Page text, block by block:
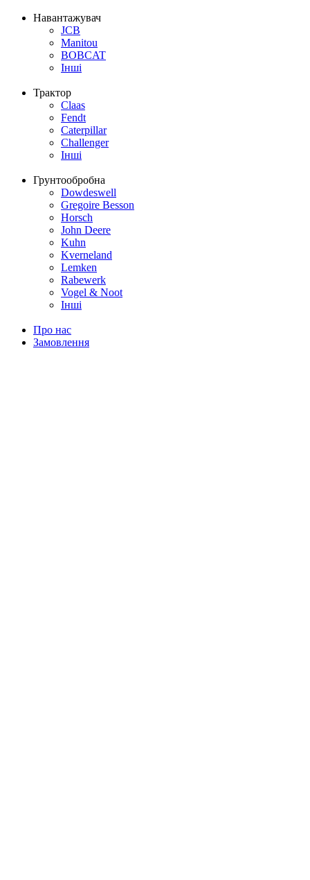
Навантажувач
JCB
Manitou
BOBCAT
Інші
Трактор
Claas
Fendt
Caterpillar
Challenger
Інші
Грунтообробна
Dowdeswell
Gregoire Besson
Horsch
John Deere
Kuhn
Kverneland
Lemken
Rabewerk
Vogel & Noot
Інші
Про нас
Замовлення